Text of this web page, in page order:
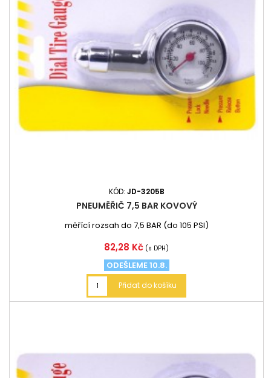
KÓD: JD-3205B
PNEUMĚŘIČ 7,5 BAR KOVOVÝ
měřící rozsah do 7,5 BAR (do 105 PSI)
Cena
82,28 Kč (s DPH)
ODEŠLEME 10.8.
Přidat do košíku